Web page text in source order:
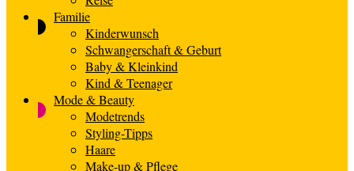
Familie
Kinderwunsch
Schwangerschaft & Geburt
Baby & Kleinkind
Kind & Teenager
Mode & Beauty
Modetrends
Styling-Tipps
Haare
Make-up & Pflege